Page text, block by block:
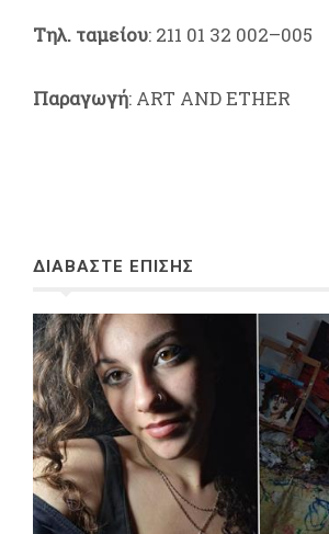
Τηλ. ταμείου: 211 01 32 002–005
Παραγωγή: ART AND ETHER
ΔΙΑΒΑΣΤΕ ΕΠΙΣΗΣ